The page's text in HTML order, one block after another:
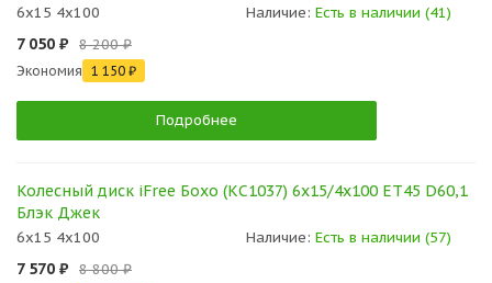
6x15 4x100 Наличие: Есть в наличии (41)
7 050 ₽ 8 200 ₽
Экономия 1 150 ₽
Подробнее
Колесный диск iFree Бохо (КС1037) 6x15/4x100 ET45 D60,1
Блэк Джек
6x15 4x100 Наличие: Есть в наличии (57)
7 570 ₽ 8 800 ₽